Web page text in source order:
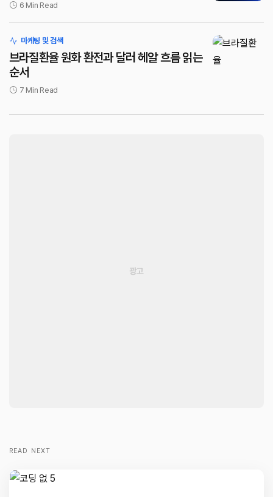
6 Min Read
마케팅 및 검색
브라질환율 원화 환전과 달러 헤알 흐름 읽는
순서
7 Min Read
READ NEXT